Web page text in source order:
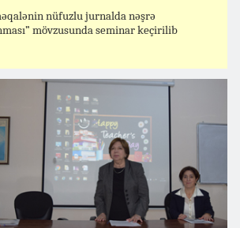
nüfuzlu jurnalda nəşrə
mövzusunda seminar keçirilib